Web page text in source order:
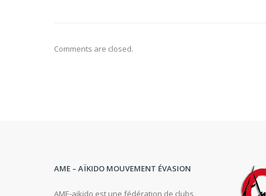
Comments are closed.
AME – AÏKIDO MOUVEMENT ÉVASION
AME-aikido est une fédération de clubs